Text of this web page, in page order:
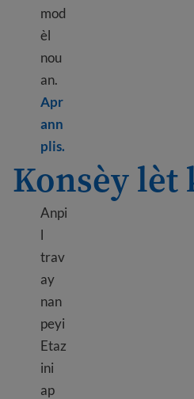
mod
èl
nou
an.
Apr
ann
plis.Learn more about
Konsèy lèt
Anpi
l
trav
ay
nan
peyi
Etaz
ini
ap